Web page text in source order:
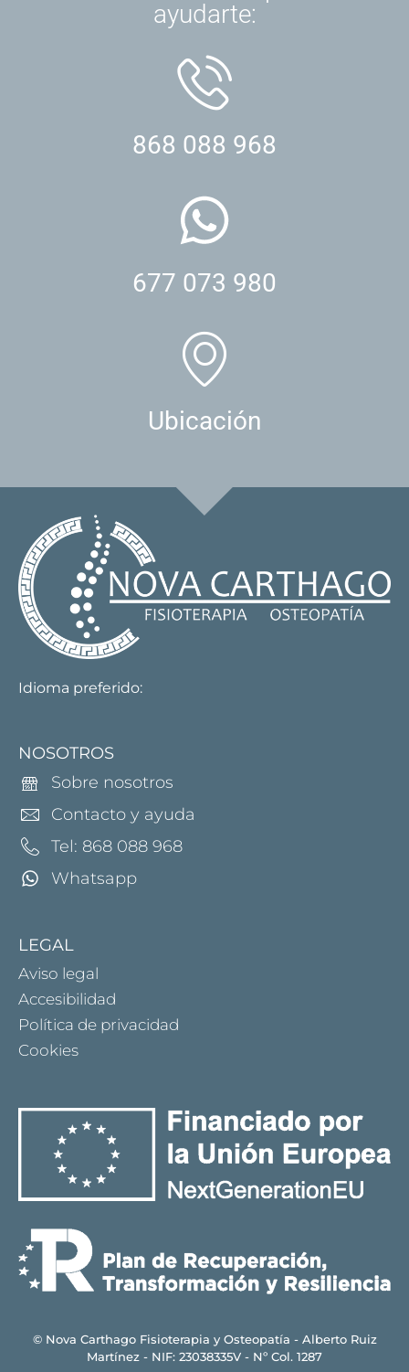
ayudarte:
868 088 968
677 073 980
Ubicación
Idioma preferido:
NOSOTROS
Sobre nosotros
Contacto y ayuda
Tel: 868 088 968
Whatsapp
LEGAL
Aviso legal
Accesibilidad
Política de privacidad
Cookies
© Nova Carthago Fisioterapia y Osteopatía - Alberto Ruiz
Martínez - NIF: 23038335V - Nº Col. 1287